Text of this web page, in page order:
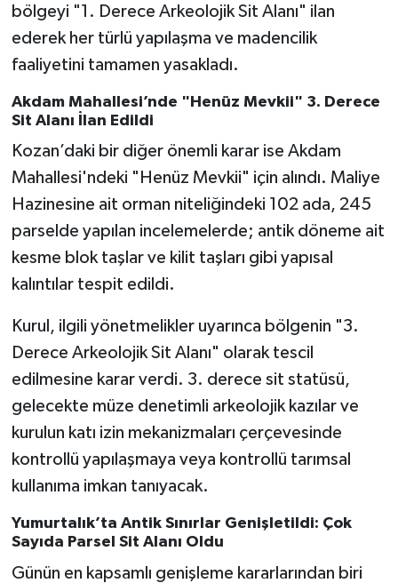
bölgeyi "1. Derece Arkeolojik Sit Alanı" ilan
ederek her türlü yapılaşma ve madencilik
faaliyetini tamamen yasakladı.
Akdam Mahallesi’nde "Henüz Mevkii" 3. Derece
Sit Alanı İlan Edildi
Kozan’daki bir diğer önemli karar ise Akdam
Mahallesi'ndeki "Henüz Mevkii" için alındı. Maliye
Hazinesine ait orman niteliğindeki 102 ada, 245
parselde yapılan incelemelerde; antik döneme ait
kesme blok taşlar ve kilit taşları gibi yapısal
kalıntılar tespit edildi.
Kurul, ilgili yönetmelikler uyarınca bölgenin "3.
Derece Arkeolojik Sit Alanı" olarak tescil
edilmesine karar verdi. 3. derece sit statüsü,
gelecekte müze denetimli arkeolojik kazılar ve
kurulun katı izin mekanizmaları çerçevesinde
kontrollü yapılaşmaya veya kontrollü tarımsal
kullanıma imkan tanıyacak.
Yumurtalık’ta Antik Sınırlar Genişletildi: Çok
Sayıda Parsel Sit Alanı Oldu
Günün en kapsamlı genişleme kararlarından biri